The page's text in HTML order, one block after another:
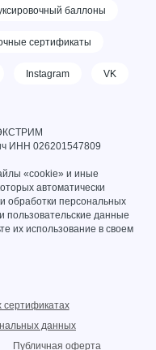
баллоны
сертификаты
Instagram VK
ИНН 026201547809
«cookie» и иные
автоматически
обработки персональных
пользовательские данные
их использование в своем
данных
Публичная оферта